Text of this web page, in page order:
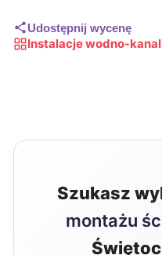
Udostępnij wycenę
Instalacje wodno-
Szukasz
montażu